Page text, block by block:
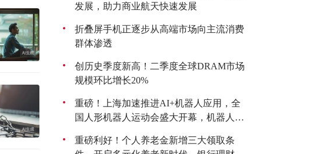
发展，助力商业航天快速发展
折叠屏手机正逐步从高端市场向主流消费
群体渗透
创历史季度新高！二季度全球DRAM市场
规模环比增长20%
重磅！上海加速推进AI+机器人应用，全
国人形机器人运动会盛大开幕，机器人板
重磅利好！个人养老金新增三大领取条